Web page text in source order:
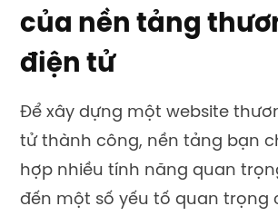
của nền tảng
điện tử
Để xây dựng một website
tử thành công, nền tảng bạn
hợp nhiều tính năng quan
đến một số yếu tố quan trọng